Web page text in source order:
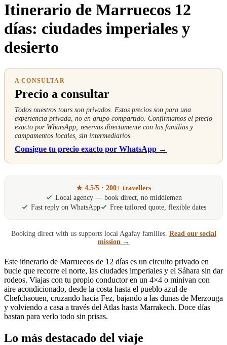
Itinerario de Marruecos 12
días: ciudades imperiales y
desierto
A CONSULTAR
Precio a consultar
Todos nuestros tours son privados. Estos precios son para una
experiencia privada, no en grupo compartido. Confirmamos el precio
exacto por WhatsApp; reservas directamente con las familias y
campamentos locales, sin intermediarios.
Consigue tu precio exacto por WhatsApp →
★ 4.5/5 · 200+ travellers
Local agency — book direct, no middlemen
Fast reply on WhatsApp
Free tailored quote, flexible dates
Booking direct with us supports local Agafay families. Read our social
mission →
Este itinerario de Marruecos de 12 días es un circuito privado en
bucle que recorre el norte, las ciudades imperiales y el Sáhara sin dar
rodeos. Viajas con tu propio conductor en un 4×4 o minivan con
aire acondicionado, desde la costa hasta el pueblo azul de
Chefchaouen, cruzando hacia Fez, bajando a las dunas de Merzouga
y volviendo a casa a través del Atlas hasta Marrakech. Doce días
bastan para verlo todo sin prisas.
Lo más destacado del viaje